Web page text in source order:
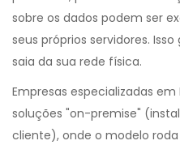
sobre os dados podem ser
seus próprios servidores.
saia da sua rede física.
Empresas especializadas
soluções "on-premise"
cliente), onde o modelo